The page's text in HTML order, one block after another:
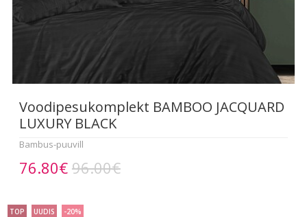
Voodipesukomplekt BAMBOO JACQUARD
LUXURY BLACK
Bambus-puuvill
76.80€ 96.00€
TOP UUDIS -20%